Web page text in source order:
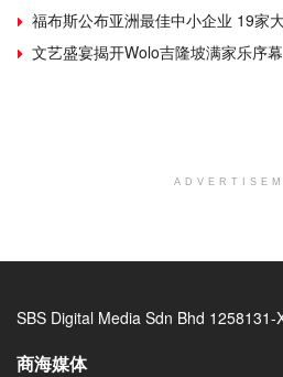
福布斯公布亚洲最佳中小企业 19家
文艺盛宴揭开Wolo吉隆坡满家乐序幕
SBS Digital Media Sdn Bhd 1258131-
商海媒体